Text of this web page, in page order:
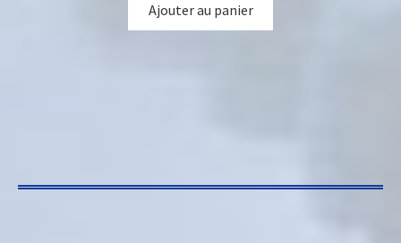
Ajouter au panier